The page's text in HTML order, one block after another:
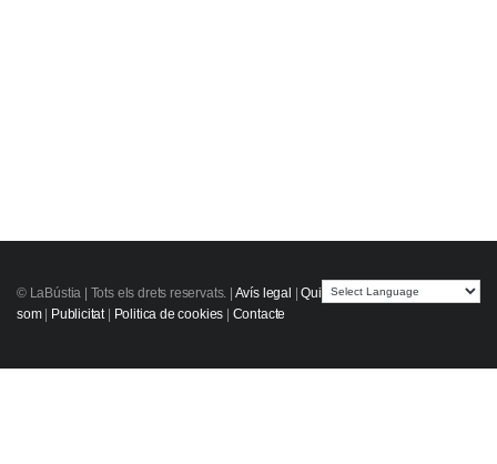
© LaBústia | Tots els drets reservats. Avís legal |Qui
som| Publicitat| Politica de cookies Contacte